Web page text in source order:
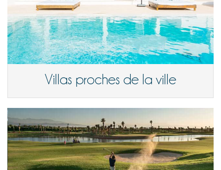
Villas proches de la ville